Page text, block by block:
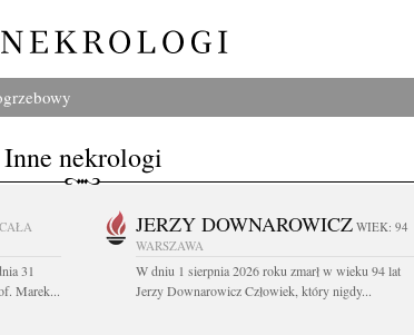
Inne nekrologi
CAŁA
31
Marek...
JERZY DOWNAROWICZ WIEK: 94
WARSZAWA
W dniu 1 sierpnia 2026 roku zmarł w wieku 94 lat
Jerzy Downarowicz Człowiek, który nigdy...